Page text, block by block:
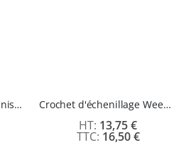
Bobine Feutrine Anti Jaunissement Crochet d'échenillage Weeder SEF
16,50 €
13,75 €